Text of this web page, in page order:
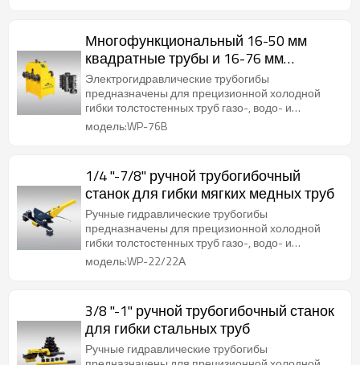
Многофункциональный 16-50 мм
квадратные трубы и 16-76 мм
круглые трубы Гидравлический
трубогибочный станок
Электрогидравлические трубогибы
предназначены для прецизионной холодной
гибки толстостенных труб газо-, водо- и
паропроводов.
модель:WP-76B
1/4 "-7/8" ручной трубогибочный
станок для гибки мягких медных труб
Ручные гидравлические трубогибы
предназначены для прецизионной холодной
гибки толстостенных труб газо-, водо- и
паропроводов.
модель:WP-22/22А
3/8 "-1" ручной трубогибочный станок
для гибки стальных труб
Ручные гидравлические трубогибы